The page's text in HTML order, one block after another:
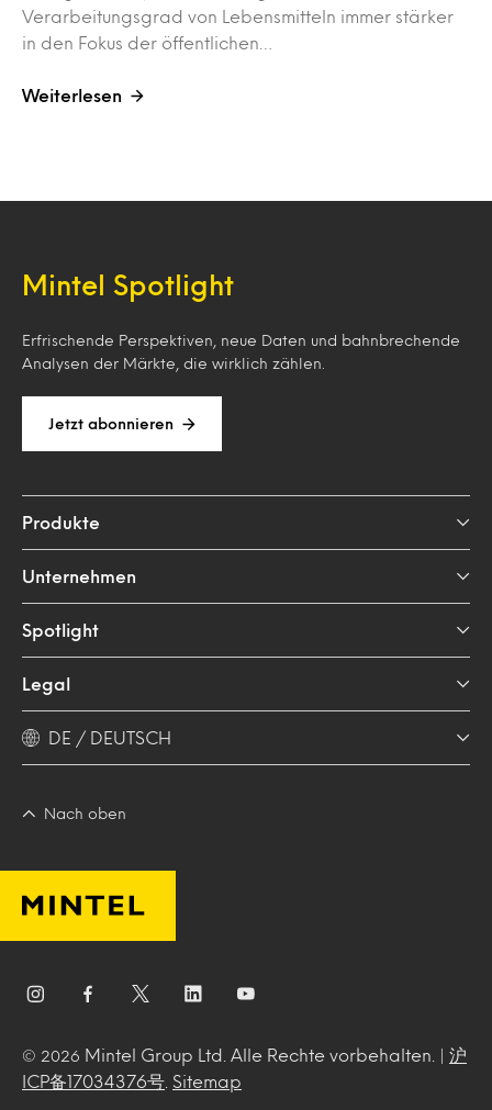
Verarbeitungsgrad von Lebensmitteln immer stärker
in den Fokus der öffentlichen…
Weiterlesen
Mintel Spotlight
Erfrischende Perspektiven, neue Daten und bahnbrechende
Analysen der Märkte, die wirklich zählen.
Jetzt abonnieren
Produkte
Unternehmen
Spotlight
Legal
DE / DEUTSCH
Nach oben
© 2026 Mintel Group Ltd. Alle Rechte vorbehalten. | 沪
ICP备17034376号
Sitemap